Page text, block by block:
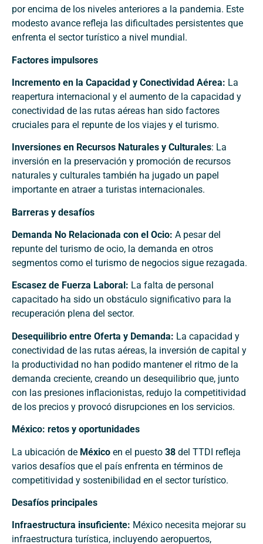
por encima de los niveles anteriores a la pandemia. Este
modesto avance refleja las dificultades persistentes que
enfrenta el sector turístico a nivel mundial.
Factores impulsores
Incremento en la Capacidad y Conectividad Aérea: La
reapertura internacional y el aumento de la capacidad y
conectividad de las rutas aéreas han sido factores
cruciales para el repunte de los viajes y el turismo.
Inversiones en Recursos Naturales y Culturales: La
inversión en la preservación y promoción de recursos
naturales y culturales también ha jugado un papel
importante en atraer a turistas internacionales.
Barreras y desafíos
Demanda No Relacionada con el Ocio: A pesar del
repunte del turismo de ocio, la demanda en otros
segmentos como el turismo de negocios sigue rezagada.
Escasez de Fuerza Laboral: La falta de personal
capacitado ha sido un obstáculo significativo para la
recuperación plena del sector.
Desequilibrio entre Oferta y Demanda: La capacidad y
conectividad de las rutas aéreas, la inversión de capital y
la productividad no han podido mantener el ritmo de la
demanda creciente, creando un desequilibrio que, junto
con las presiones inflacionistas, redujo la competitividad
de los precios y provocó disrupciones en los servicios.
México: retos y oportunidades
La ubicación de México en el puesto 38 del TTDI refleja
varios desafíos que el país enfrenta en términos de
competitividad y sostenibilidad en el sector turístico.
Desafíos principales
Infraestructura insuficiente: México necesita mejorar su
infraestructura turística, incluyendo aeropuertos,